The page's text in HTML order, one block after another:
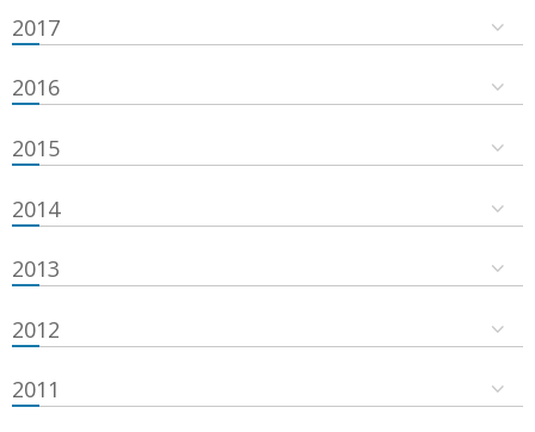
2017
2016
2015
2014
2013
2012
2011